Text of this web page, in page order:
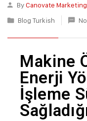
ByCanovate
Blog Turkish
Makine
Enerji
İşleme